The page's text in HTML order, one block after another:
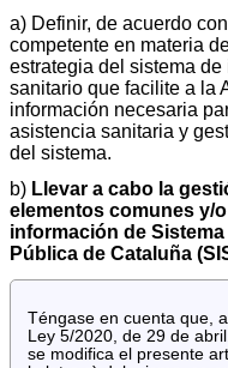
a) Definir, de acuerdo
competente en materia
estrategia del sistema
sanitario que facilite a la
información necesaria
asistencia sanitaria y
del sistema.
b) Llevar a cabo la
elementos comunes y/
información de
Pública de Cataluña
Téngase en cuenta que,
Ley 5/2020, de 29 de abril.
se modifica el presente